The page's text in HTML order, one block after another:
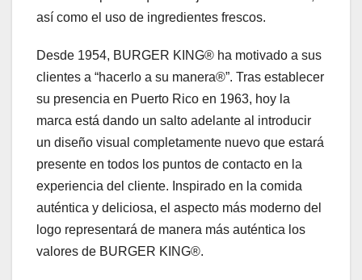
así como el uso de ingredientes frescos.
Desde 1954, BURGER KING® ha motivado a sus
clientes a “hacerlo a su manera®”. Tras establecer
su presencia en Puerto Rico en 1963, hoy la
marca está dando un salto adelante al introducir
un diseño visual completamente nuevo que estará
presente en todos los puntos de contacto en la
experiencia del cliente. Inspirado en la comida
auténtica y deliciosa, el aspecto más moderno del
logo representará de manera más auténtica los
valores de BURGER KING®.